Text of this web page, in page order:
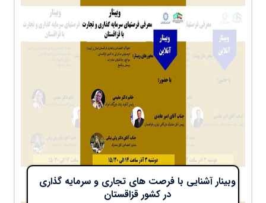
وبینار آشنایی با فرصت های تجاری و سرمایه گذاری
در کشور قزاقستان